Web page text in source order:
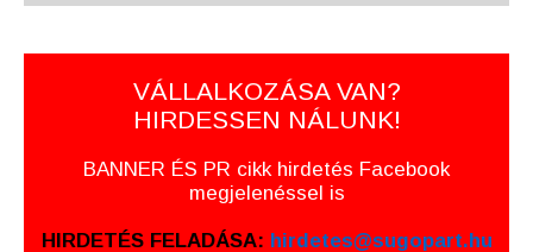
VÁLLALKOZÁSA VAN?
HIRDESSEN NÁLUNK!
BANNER ÉS PR cikk hirdetés Facebook
megjelenéssel is
HIRDETÉS FELADÁSA: hirdetes@sugopart.hu